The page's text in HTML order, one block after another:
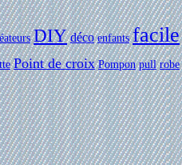
DIY déco enfants facile
Point de croix Pompon pull robe